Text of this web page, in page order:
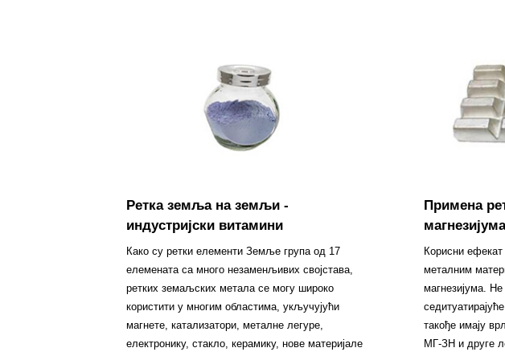
Ретка земља на земљи -
индустријски витамини
Како су ретки елементи Земље група од 17
елемената са много незаменљивих својстава,
ретких земаљских метала се могу широко
користити у многим областима, укључујући
магнете, катализатори, металне легуре,
електронику, стакло, керамику, нове материјале
Примена
магнезијума
Корисни
металним
магнезијума.
такође имају
МГ-ЗН и друге